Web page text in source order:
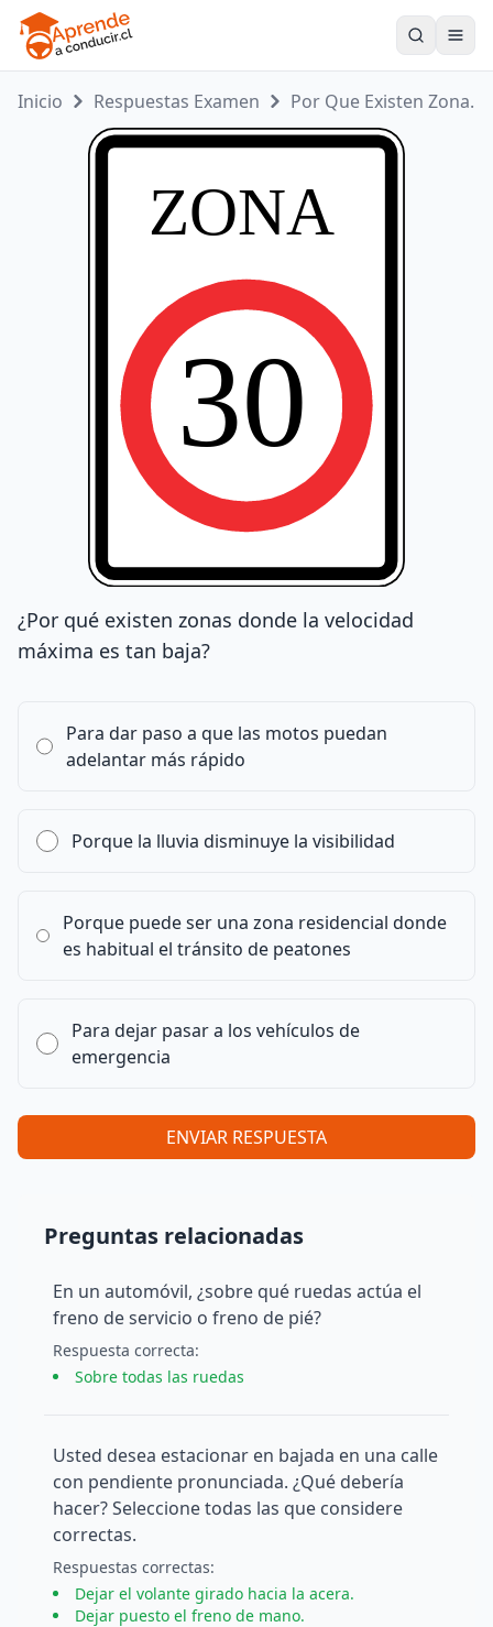
Inicio Respuestas Examen Por Que Existen Zona...
¿Por qué existen zonas donde la velocidad
máxima es tan baja?
Para dar paso a que las motos puedan
adelantar más rápido
Porque la lluvia disminuye la visibilidad
Porque puede ser una zona residencial donde
es habitual el tránsito de peatones
Para dejar pasar a los vehículos de
emergencia
ENVIAR RESPUESTA
Preguntas relacionadas
En un automóvil, ¿sobre qué ruedas actúa el
freno de servicio o freno de pié?
Respuesta correcta:
Sobre todas las ruedas
Usted desea estacionar en bajada en una calle
con pendiente pronunciada. ¿Qué debería
hacer? Seleccione todas las que considere
correctas.
Respuestas correctas:
Dejar el volante girado hacia la acera.
Dejar puesto el freno de mano.